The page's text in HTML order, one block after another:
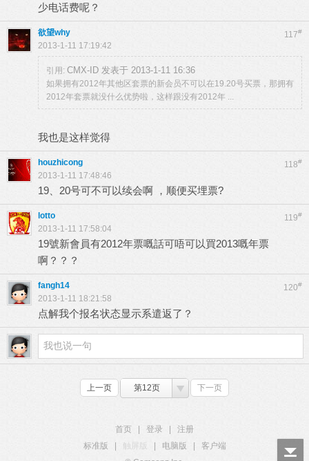
少电话费呢？
117#
欲望why
2013-1-11 17:19:42
引用: CMX-ID 发表于 2013-1-11 16:36
如果拥有2012年其他区套票的新会员不可以在19.20号买票，那拥有
2012年套票就没什么优势啦，这样跟没有2012年 ...
我也是这样觉得
118#
houzhicong
2013-1-11 17:48:46
19、20号可不可以续会啊 ，顺便买埋票?
119#
lotto
2013-1-11 17:58:04
19號新會員有2012年票嘅話可唔可以買2013嘅年票
啊？？？
120#
fangh14
2013-1-11 18:21:58
点解我个报名状态显示系遣返了？
上一页 第12页 下一页
首页 登录
注册
标准版
触屏版 电脑版
客户端